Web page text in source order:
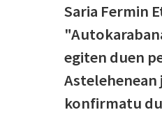
Saria Fermin
egiten duen
Astelehenean
konfirmatu